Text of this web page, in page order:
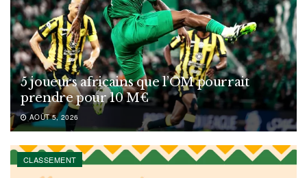
5 joueurs africains que l’OM pourrait
prendre pour 10 M€
AOÛT 5, 2026
CLASSEMENT